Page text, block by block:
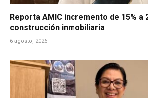
Reporta AMIC incremento de 15% a
construcción inmobiliaria
6 agosto, 2026